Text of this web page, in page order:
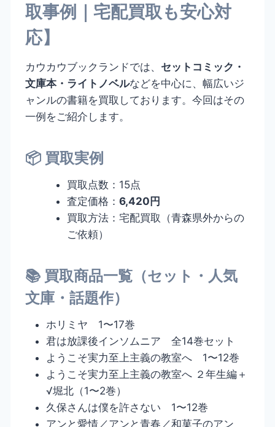
取事例｜宅配買取も安心対
応】
カウカウブックランドでは、 セットコミック・
文庫本・ライトノベルなどを中心に、幅広いジ
ャンルの書籍を買取しております。今回はその
一例をご紹介します。
📦 買取実例
買取点数：15点
査定価格：6,420円
買取方法：宅配買取（青森県外からの
ご依頼）
📚 買取商品一覧（セット・人気
文庫・話題作）
ホリミヤ 1〜17巻
君は放課後インソムニア 全14巻セット
ようこそ実力至上主義の教室へ 1〜12巻
ようこそ実力至上主義の教室へ ２年生編＋
√堀北（1〜2巻）
久保さんは僕を許さない 1〜12巻
アンと愛情／アンと青春／和菓子のアン